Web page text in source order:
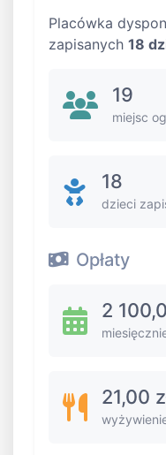
Placówka
zapisanych 18
19
miejsc
18
dzieci
Opłaty
2
21,00